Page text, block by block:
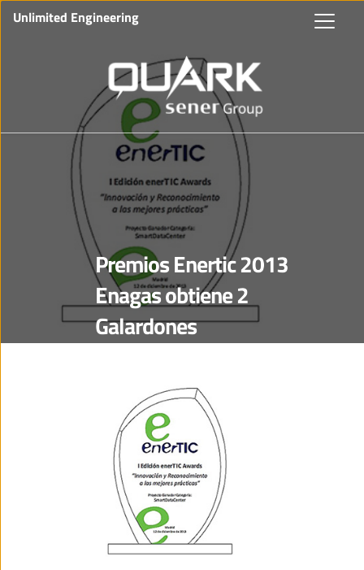
Unlimited Engineering
Premios Enertic 2013
Enagas obtiene 2
Galardones